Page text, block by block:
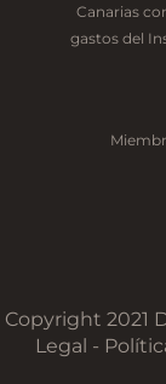
Canarias
gastos del
Copyright 2021
Legal -